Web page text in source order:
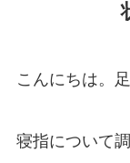
こんにちは。
寝指について